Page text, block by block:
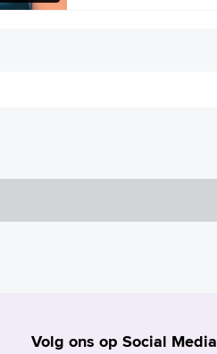
Volg ons op Social Media